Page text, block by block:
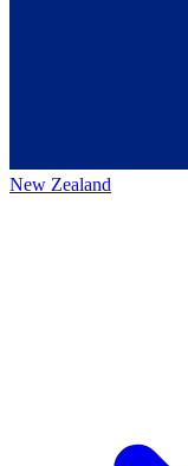
New Zealand